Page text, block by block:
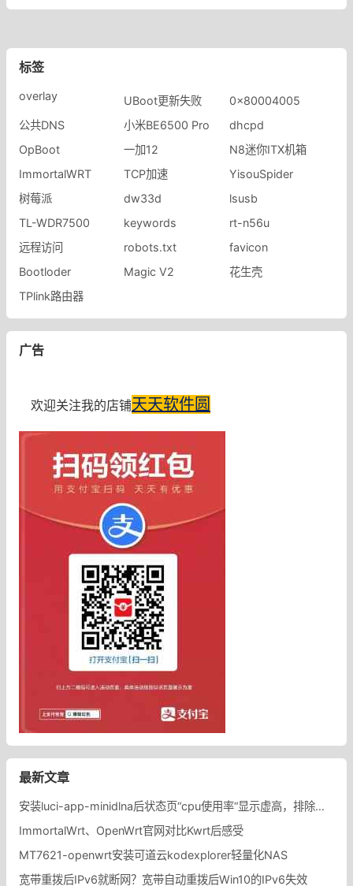
标签
overlay UBoot更新失败
0x80004005
公共DNS
小米BE6500 Pro
dhcpd
OpBoot
一加12
N8迷你ITX机箱
ImmortalWRT
TCP加速
YisouSpider
树莓派
dw33d
lsusb
TL-WDR7500
keywords
rt-n56u
远程访问
robots.txt
favicon
Bootloder
Magic V2
花生壳
​TPlink路由器
广告
欢迎关注我的店铺天天软件圆
最新文章
安装luci-app-minidlna后状态页“cpu使用率“显示虚高，排除过程记录。
ImmortalWrt、OpenWrt官网对比Kwrt后感受
MT7621-openwrt安装可道云kodexplorer轻量化NAS
宽带重拨后IPv6就断网？宽带自动重拨后Win10的IPv6失效